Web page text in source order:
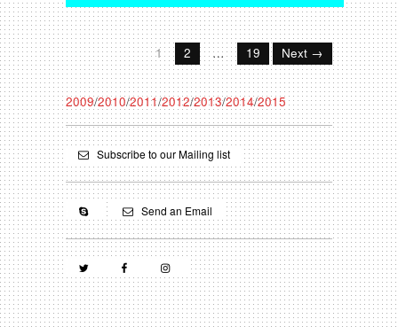
1 2 … 19 Next →
2009/2010/2011/2012/2013/2014/2015
Subscribe to our Mailing list
Send an Email